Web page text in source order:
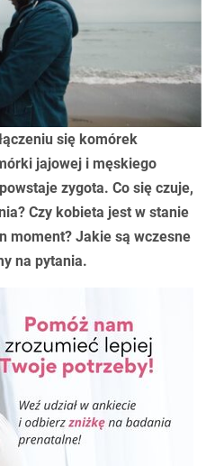
się komórek
jajowej i męskiego
zygota. Co się czuje,
Czy kobieta jest w stanie
moment? Jakie są wczesne
na pytania.